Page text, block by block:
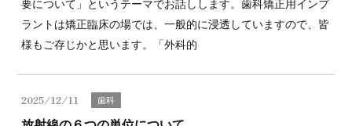
要について」というテーマでお話しします。歯科矯正用インプ
ラントは矯正臨床の場では、一般的に浸透していますので、皆
様もご存じかと思います。「外科的
2025/12/11 歯科